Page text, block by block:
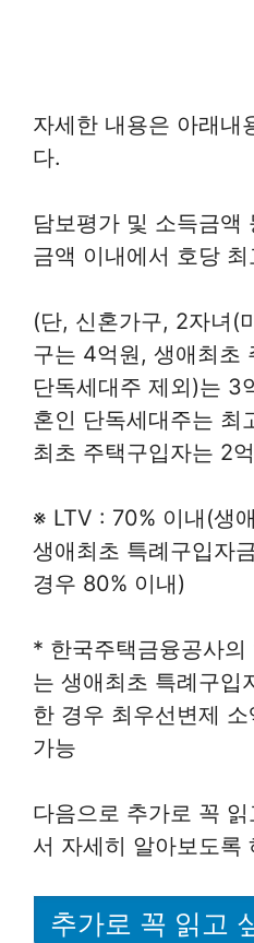
자세한 내용은 아래내
다.
담보평가 및 소득금액
금액 이내에서 호당
(단, 신혼가구, 2자녀(
구는 4억원, 생애최초
단독세대주 제외)는 3
혼인 단독세대주는 최
최초 주택구입자는 2
※ LTV : 70% 이내(생
생애최초 특례구입자
경우 80% 이내)
* 한국주택금융공사
는 생애최초 특례구입
한 경우 최우선변제
가능
다음으로 추가로 꼭
서 자세히 알아보도록
추가로 꼭 읽고